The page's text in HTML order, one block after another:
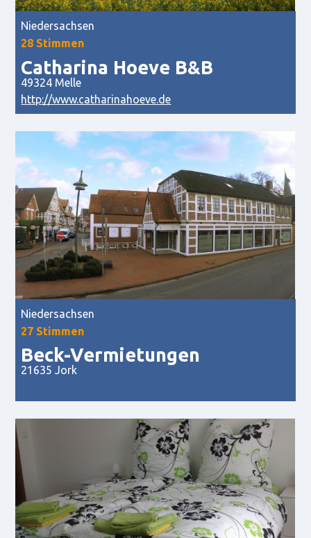
Niedersachsen
28 Stimmen
Catharina Hoeve B&B
49324 Melle
http://www.catharinahoeve.de
Niedersachsen
27 Stimmen
Beck-Vermietungen
21635 Jork